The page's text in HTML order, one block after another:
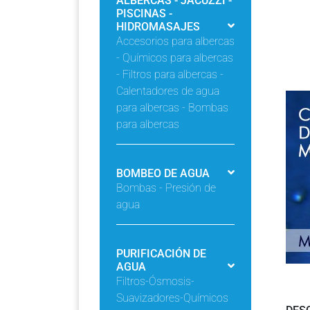
PISCINAS -
HIDROMASAJES
Accesorios para albercas
- Químicos para albercas
- Filtros para albercas -
Calentadores de agua
para albercas - Bombas
para albercas
BOMBEO DE AGUA
Bombas - Presión de
agua
PURIFICACIÓN DE
AGUA
Filtros-Ósmosis-
Suavizadores-Químicos